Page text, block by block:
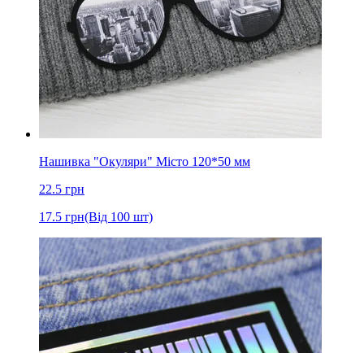
Нашивка "Окуляри" Місто 120*50 мм
22.5 грн
17.5 грн(Від 100 шт)